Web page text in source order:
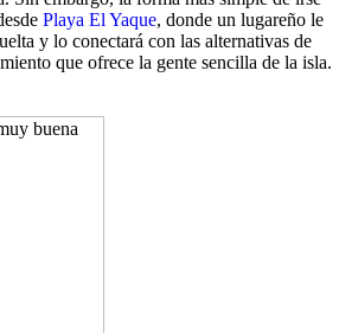
Playa El Yaque, donde un lugareño le
y lo conectará con las alternativas de
que ofrece la gente sencilla de la isla.